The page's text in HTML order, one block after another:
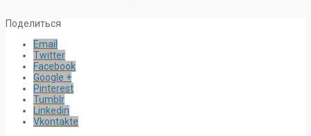
Поделиться
Email
Twitter
Facebook
Google +
Pinterest
Tumblr
Linkedin
Vkontakte